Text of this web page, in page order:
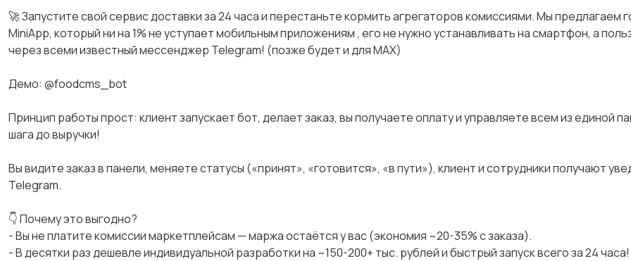
🚀 Запустите свой сервис доставки за 24 часа и перестаньте кормить агрегаторов комиссиями. Мы предлагаем
MiniApp, который ни на 1% не уступает мобильным приложениям , его не нужно устанавливать на смартфон, а
через всеми известный мессенджер Telegram! (позже будет и для MAX)
Демо: @foodcms_bot
Принцип работы прост: клиент запускает бот, делает заказ, вы получаете оплату и управляете всем из единой
шага до выручки!
Вы видите заказ в панели, меняете статусы («принят», «готовится», «в пути»), клиент и сотрудники получают
Telegram.
👇 Почему это выгодно?
- Вы не платите комиссии маркетплейсам — маржа остаётся у вас (экономия ~20-35% с заказа).
- В десятки раз дешевле индивидуальной разработки на ~150-200+ тыс. рублей и быстрый запуск всего за 24 часа!